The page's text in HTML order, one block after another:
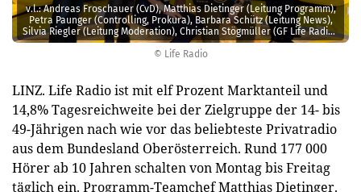
© Life Radio
v.l.: Andreas Froschauer (CvD), Matthias Dietinger (Leitung Programm),
Petra Paunger (Controlling, Prokura), Barbara Schütz (Leitung News),
Silvia Riegler (Leitung Moderation), Christian Stögmüller (GF Life Radio),
Joachim Ackerl (Leitung Verkauf).
LINZ. Life Radio ist mit elf Prozent Marktanteil und
14,8% Tagesreichweite bei der Zielgruppe der 14- bis
49-Jährigen nach wie vor das beliebteste Privatradio
aus dem Bundesland Oberösterreich. Rund 177 000
Hörer ab 10 Jahren schalten von Montag bis Freitag
täglich ein. Programm-Teamchef Matthias Dietinger.